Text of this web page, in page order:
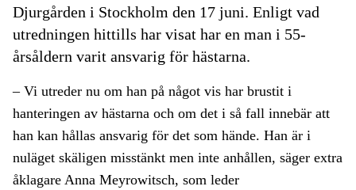
Djurgården i Stockholm den 17 juni. Enligt vad
utredningen hittills har visat har en man i 55-
årsåldern varit ansvarig för hästarna.
– Vi utreder nu om han på något vis har brustit i
hanteringen av hästarna och om det i så fall innebär att
han kan hållas ansvarig för det som hände. Han är i
nuläget skäligen misstänkt men inte anhållen, säger extra
åklagare Anna Meyrowitsch, som leder